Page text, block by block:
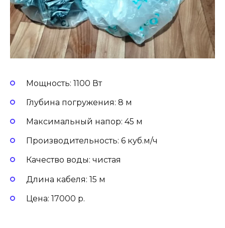
Мощность: 1100 Вт
Глубина погружения: 8 м
Максимальный напор: 45 м
Производительность: 6 куб.м/ч
Качество воды: чистая
Длина кабеля: 15 м
Цена: 17000 р.